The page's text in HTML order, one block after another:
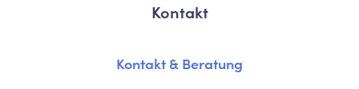
Kontakt
Kontakt & Beratung